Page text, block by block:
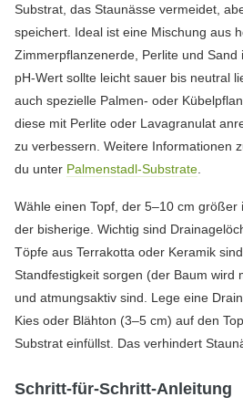
Substrat, das Staunässe vermeidet,
speichert. Ideal ist eine Mischung aus
Zimmerpflanzenerde, Perlite und Sand
pH-Wert sollte leicht sauer bis neutral
auch spezielle Palmen- oder
diese mit Perlite oder Lavagranulat
zu verbessern. Weitere Informationen
du unter Palmenstadl-Substrate
Wähle einen Topf, der 5–10 cm größer
der bisherige. Wichtig sind
Töpfe aus Terrakotta oder Keramik
Standfestigkeit sorgen (der Baum wird
und atmungsaktiv sind. Lege eine
Kies oder Blähton (3–5 cm) auf den
Substrat einfüllst. Das verhindert
Schritt-für-Schritt-Anleitung